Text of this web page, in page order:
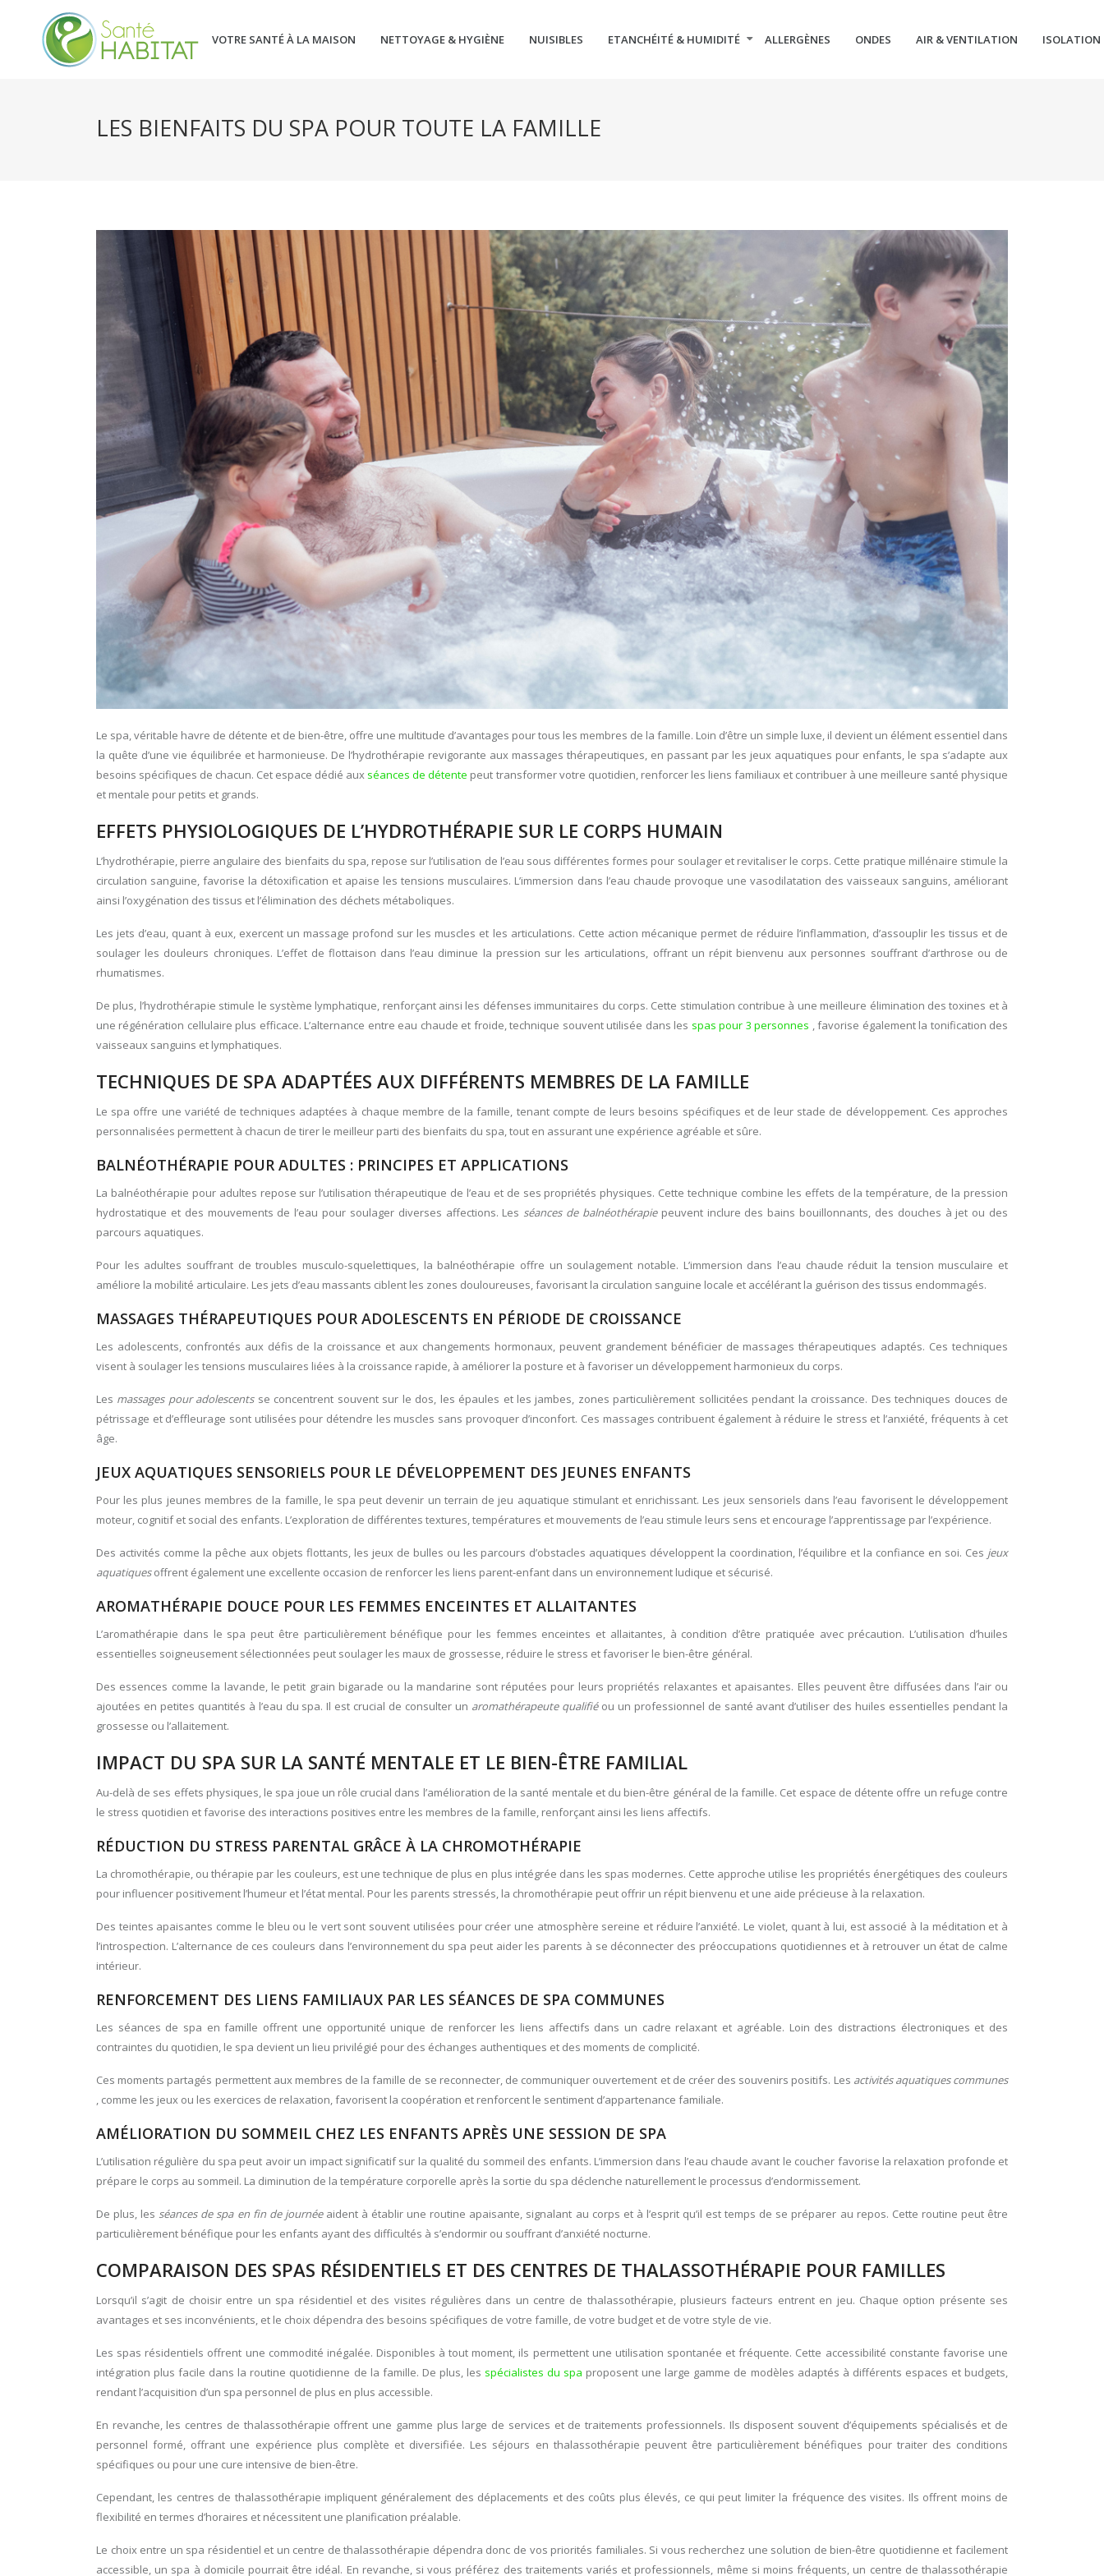
VOTRE SANTÉ À LA MAISON NETTOYAGE & HYGIÈNE NUISIBLES ETANCHÉITÉ & HUMIDITÉ ALLERGÈNES ONDES AIR & VENTILATION ISOLATION
LES BIENFAITS DU SPA POUR TOUTE LA FAMILLE
Le spa, véritable havre de détente et de bien-être, offre une multitude d’avantages pour tous les membres de la famille. Loin d’être un simple luxe, il devient un élément essentiel dans
la quête d’une vie équilibrée et harmonieuse. De l’hydrothérapie revigorante aux massages thérapeutiques, en passant par les jeux aquatiques pour enfants, le spa s’adapte aux
besoins spécifiques de chacun. Cet espace dédié aux séances de détente peut transformer votre quotidien, renforcer les liens familiaux et contribuer à une meilleure santé physique
et mentale pour petits et grands.
EFFETS PHYSIOLOGIQUES DE L’HYDROTHÉRAPIE SUR LE CORPS HUMAIN
L’hydrothérapie, pierre angulaire des bienfaits du spa, repose sur l’utilisation de l’eau sous différentes formes pour soulager et revitaliser le corps. Cette pratique millénaire stimule la
circulation sanguine, favorise la détoxification et apaise les tensions musculaires. L’immersion dans l’eau chaude provoque une vasodilatation des vaisseaux sanguins, améliorant
ainsi l’oxygénation des tissus et l’élimination des déchets métaboliques.
Les jets d’eau, quant à eux, exercent un massage profond sur les muscles et les articulations. Cette action mécanique permet de réduire l’inflammation, d’assouplir les tissus et de
soulager les douleurs chroniques. L’effet de flottaison dans l’eau diminue la pression sur les articulations, offrant un répit bienvenu aux personnes souffrant d’arthrose ou de
rhumatismes.
De plus, l’hydrothérapie stimule le système lymphatique, renforçant ainsi les défenses immunitaires du corps. Cette stimulation contribue à une meilleure élimination des toxines et à
une régénération cellulaire plus efficace. L’alternance entre eau chaude et froide, technique souvent utilisée dans les spas pour 3 personnes , favorise également la tonification des
vaisseaux sanguins et lymphatiques.
TECHNIQUES DE SPA ADAPTÉES AUX DIFFÉRENTS MEMBRES DE LA FAMILLE
Le spa offre une variété de techniques adaptées à chaque membre de la famille, tenant compte de leurs besoins spécifiques et de leur stade de développement. Ces approches
personnalisées permettent à chacun de tirer le meilleur parti des bienfaits du spa, tout en assurant une expérience agréable et sûre.
BALNÉOTHÉRAPIE POUR ADULTES : PRINCIPES ET APPLICATIONS
La balnéothérapie pour adultes repose sur l’utilisation thérapeutique de l’eau et de ses propriétés physiques. Cette technique combine les effets de la température, de la pression
hydrostatique et des mouvements de l’eau pour soulager diverses affections. Les séances de balnéothérapie peuvent inclure des bains bouillonnants, des douches à jet ou des
parcours aquatiques.
Pour les adultes souffrant de troubles musculo-squelettiques, la balnéothérapie offre un soulagement notable. L’immersion dans l’eau chaude réduit la tension musculaire et
améliore la mobilité articulaire. Les jets d’eau massants ciblent les zones douloureuses, favorisant la circulation sanguine locale et accélérant la guérison des tissus endommagés.
MASSAGES THÉRAPEUTIQUES POUR ADOLESCENTS EN PÉRIODE DE CROISSANCE
Les adolescents, confrontés aux défis de la croissance et aux changements hormonaux, peuvent grandement bénéficier de massages thérapeutiques adaptés. Ces techniques
visent à soulager les tensions musculaires liées à la croissance rapide, à améliorer la posture et à favoriser un développement harmonieux du corps.
Les massages pour adolescents se concentrent souvent sur le dos, les épaules et les jambes, zones particulièrement sollicitées pendant la croissance. Des techniques douces de
pétrissage et d’effleurage sont utilisées pour détendre les muscles sans provoquer d’inconfort. Ces massages contribuent également à réduire le stress et l’anxiété, fréquents à cet
âge.
JEUX AQUATIQUES SENSORIELS POUR LE DÉVELOPPEMENT DES JEUNES ENFANTS
Pour les plus jeunes membres de la famille, le spa peut devenir un terrain de jeu aquatique stimulant et enrichissant. Les jeux sensoriels dans l’eau favorisent le développement
moteur, cognitif et social des enfants. L’exploration de différentes textures, températures et mouvements de l’eau stimule leurs sens et encourage l’apprentissage par l’expérience.
Des activités comme la pêche aux objets flottants, les jeux de bulles ou les parcours d’obstacles aquatiques développent la coordination, l’équilibre et la confiance en soi. Ces jeux
aquatiquesoffrent également une excellente occasion de renforcer les liens parent-enfant dans un environnement ludique et sécurisé.
AROMATHÉRAPIE DOUCE POUR LES FEMMES ENCEINTES ET ALLAITANTES
L’aromathérapie dans le spa peut être particulièrement bénéfique pour les femmes enceintes et allaitantes, à condition d’être pratiquée avec précaution. L’utilisation d’huiles
essentielles soigneusement sélectionnées peut soulager les maux de grossesse, réduire le stress et favoriser le bien-être général.
Des essences comme la lavande, le petit grain bigarade ou la mandarine sont réputées pour leurs propriétés relaxantes et apaisantes. Elles peuvent être diffusées dans l’air ou
ajoutées en petites quantités à l’eau du spa. Il est crucial de consulter un aromathérapeute qualifié ou un professionnel de santé avant d’utiliser des huiles essentielles pendant la
grossesse ou l’allaitement.
IMPACT DU SPA SUR LA SANTÉ MENTALE ET LE BIEN-ÊTRE FAMILIAL
Au-delà de ses effets physiques, le spa joue un rôle crucial dans l’amélioration de la santé mentale et du bien-être général de la famille. Cet espace de détente offre un refuge contre
le stress quotidien et favorise des interactions positives entre les membres de la famille, renforçant ainsi les liens affectifs.
RÉDUCTION DU STRESS PARENTAL GRÂCE À LA CHROMOTHÉRAPIE
La chromothérapie, ou thérapie par les couleurs, est une technique de plus en plus intégrée dans les spas modernes. Cette approche utilise les propriétés énergétiques des couleurs
pour influencer positivement l’humeur et l’état mental. Pour les parents stressés, la chromothérapie peut offrir un répit bienvenu et une aide précieuse à la relaxation.
Des teintes apaisantes comme le bleu ou le vert sont souvent utilisées pour créer une atmosphère sereine et réduire l’anxiété. Le violet, quant à lui, est associé à la méditation et à
l’introspection. L’alternance de ces couleurs dans l’environnement du spa peut aider les parents à se déconnecter des préoccupations quotidiennes et à retrouver un état de calme
intérieur.
RENFORCEMENT DES LIENS FAMILIAUX PAR LES SÉANCES DE SPA COMMUNES
Les séances de spa en famille offrent une opportunité unique de renforcer les liens affectifs dans un cadre relaxant et agréable. Loin des distractions électroniques et des
contraintes du quotidien, le spa devient un lieu privilégié pour des échanges authentiques et des moments de complicité.
Ces moments partagés permettent aux membres de la famille de se reconnecter, de communiquer ouvertement et de créer des souvenirs positifs. Les activités aquatiques communes
, comme les jeux ou les exercices de relaxation, favorisent la coopération et renforcent le sentiment d’appartenance familiale.
AMÉLIORATION DU SOMMEIL CHEZ LES ENFANTS APRÈS UNE SESSION DE SPA
L’utilisation régulière du spa peut avoir un impact significatif sur la qualité du sommeil des enfants. L’immersion dans l’eau chaude avant le coucher favorise la relaxation profonde et
prépare le corps au sommeil. La diminution de la température corporelle après la sortie du spa déclenche naturellement le processus d’endormissement.
De plus, les séances de spa en fin de journée aident à établir une routine apaisante, signalant au corps et à l’esprit qu’il est temps de se préparer au repos. Cette routine peut être
particulièrement bénéfique pour les enfants ayant des difficultés à s’endormir ou souffrant d’anxiété nocturne.
COMPARAISON DES SPAS RÉSIDENTIELS ET DES CENTRES DE THALASSOTHÉRAPIE POUR FAMILLES
Lorsqu’il s’agit de choisir entre un spa résidentiel et des visites régulières dans un centre de thalassothérapie, plusieurs facteurs entrent en jeu. Chaque option présente ses
avantages et ses inconvénients, et le choix dépendra des besoins spécifiques de votre famille, de votre budget et de votre style de vie.
Les spas résidentiels offrent une commodité inégalée. Disponibles à tout moment, ils permettent une utilisation spontanée et fréquente. Cette accessibilité constante favorise une
intégration plus facile dans la routine quotidienne de la famille. De plus, les spécialistes du spa proposent une large gamme de modèles adaptés à différents espaces et budgets,
rendant l’acquisition d’un spa personnel de plus en plus accessible.
En revanche, les centres de thalassothérapie offrent une gamme plus large de services et de traitements professionnels. Ils disposent souvent d’équipements spécialisés et de
personnel formé, offrant une expérience plus complète et diversifiée. Les séjours en thalassothérapie peuvent être particulièrement bénéfiques pour traiter des conditions
spécifiques ou pour une cure intensive de bien-être.
Cependant, les centres de thalassothérapie impliquent généralement des déplacements et des coûts plus élevés, ce qui peut limiter la fréquence des visites. Ils offrent moins de
flexibilité en termes d’horaires et nécessitent une planification préalable.
Le choix entre un spa résidentiel et un centre de thalassothérapie dépendra donc de vos priorités familiales. Si vous recherchez une solution de bien-être quotidienne et facilement
accessible, un spa à domicile pourrait être idéal. En revanche, si vous préférez des traitements variés et professionnels, même si moins fréquents, un centre de thalassothérapie